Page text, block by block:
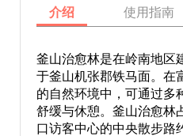
介绍 使用指南
釜山治愈林是在岭南地区
于釜山机张郡铁马面。在
的自然环境中，可通过多
舒缓与休憩。釜山治愈林
口访客中心的中央散步路